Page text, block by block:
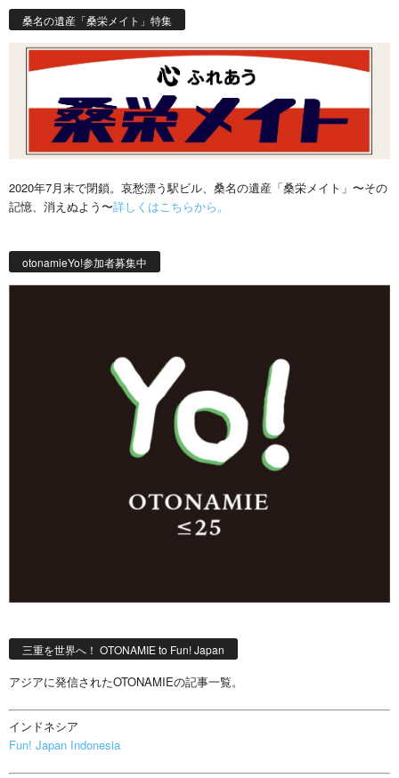
桑名の遺産「桑栄メイト」特集
2020年7月末で閉鎖。哀愁漂う駅ビル、桑名の遺産「桑栄メイト」〜その
記憶、消えぬよう〜詳しくはこちらから。
otonamieYo!参加者募集中
三重を世界へ！ OTONAMIE to Fun! Japan
アジアに発信されたOTONAMIEの記事一覧。
インドネシア
Fun! Japan Indonesia